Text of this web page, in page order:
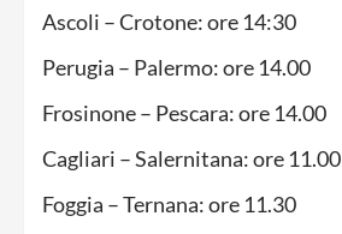
Ascoli – Crotone: ore 14:30
Perugia – Palermo: ore 14.00
Frosinone – Pescara: ore 14.00
Cagliari – Salernitana: ore 11.00
Foggia – Ternana: ore 11.30